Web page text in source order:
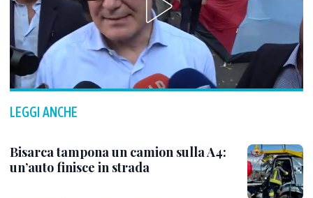
LEGGI ANCHE
Bisarca tampona un camion sulla A4:
un’auto finisce in strada